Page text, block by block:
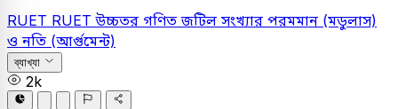
RUET RUETউচ্চতর গণিতজটিল সংখ্যার পরমমান (মডুলাস)
ও নতি (আর্গুমেন্ট)
ব্যাখ্যা
2k